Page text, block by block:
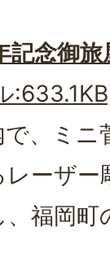
記念御旅
、ミニ
レーザー
福岡町